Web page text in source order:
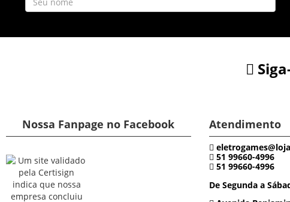
Nossa Fanpage no Facebook Atendimento
51 99660-4996
51 99660-4996
De Segunda a